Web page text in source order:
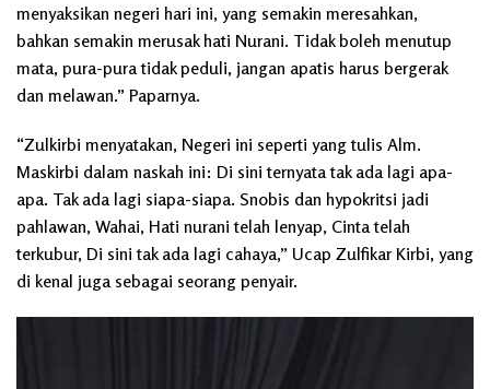
menyaksikan negeri hari ini, yang semakin meresahkan,
bahkan semakin merusak hati Nurani. Tidak boleh menutup
mata, pura-pura tidak peduli, jangan apatis harus bergerak
dan melawan.” Paparnya.
“Zulkirbi menyatakan, Negeri ini seperti yang tulis Alm.
Maskirbi dalam naskah ini: Di sini ternyata tak ada lagi apa-
apa. Tak ada lagi siapa-siapa. Snobis dan hypokritsi jadi
pahlawan, Wahai, Hati nurani telah lenyap, Cinta telah
terkubur, Di sini tak ada lagi cahaya,” Ucap Zulfikar Kirbi, yang
di kenal juga sebagai seorang penyair.